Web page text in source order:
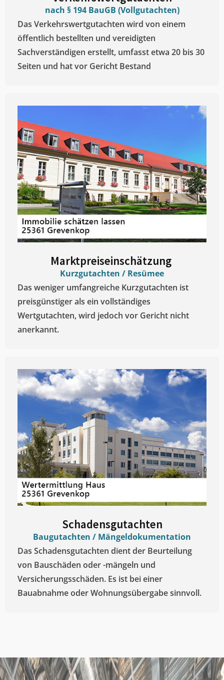
nach § 194 BauGB (Vollgutachten)
Das Verkehrswertgutachten wird von einem
öffentlich bestellten und vereidigten
Sachverständigen erstellt, umfasst etwa 20 bis 30
Seiten und hat vor Gericht Bestand
Marktpreiseinschätzung ​
Kurzgutachten / Resümee
Das weniger umfangreiche Kurzgutachten ist
preisgünstiger als ein vollständiges
Wertgutachten, wird jedoch vor Gericht nicht
anerkannt.
Schadensgutachten
Baugutachten / Mängeldokumentation
Das Schadensgutachten dient der Beurteilung
von Bauschäden oder -mängeln und
Versicherungsschäden. Es ist bei einer
Bauabnahme oder Wohnungsübergabe sinnvoll.